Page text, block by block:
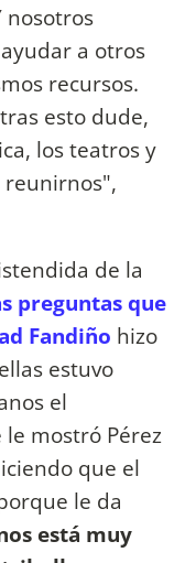
nosotros
a otros
recursos.
esto dude,
los teatros y
reunirnos",
de la
preguntas que
Fandiño hizo
estuvo
el
mostró Pérez
que el
le da
está muy